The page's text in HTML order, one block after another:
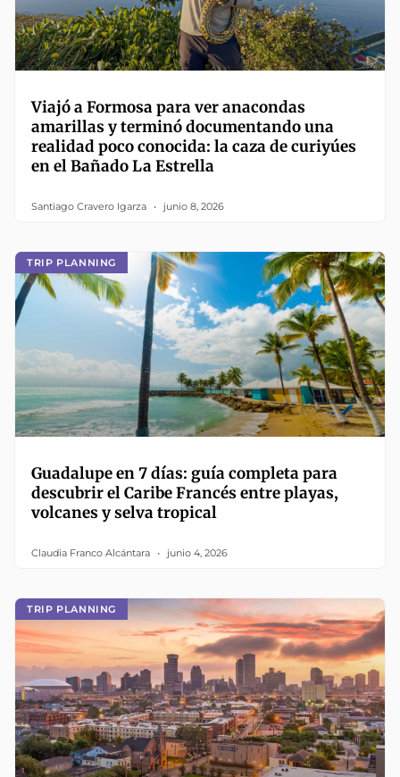
Viajó a Formosa para ver anacondas
amarillas y terminó documentando una
realidad poco conocida: la caza de curiyúes
en el Bañado La Estrella
Santiago Cravero Igarza junio 8, 2026
TRIP PLANNING
Guadalupe en 7 días: guía completa para
descubrir el Caribe Francés entre playas,
volcanes y selva tropical
Claudia Franco Alcántara junio 4, 2026
TRIP PLANNING